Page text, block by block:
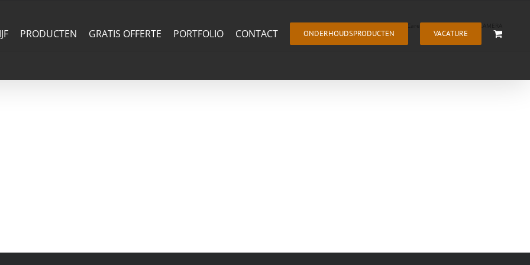
PRODUCTEN GRATIS OFFERTE PORTFOLIO CONTACT ONDERHOUDSPRODUCTEN VACATURE
TrapCare OLYMPUS DIGITAL CAMERA